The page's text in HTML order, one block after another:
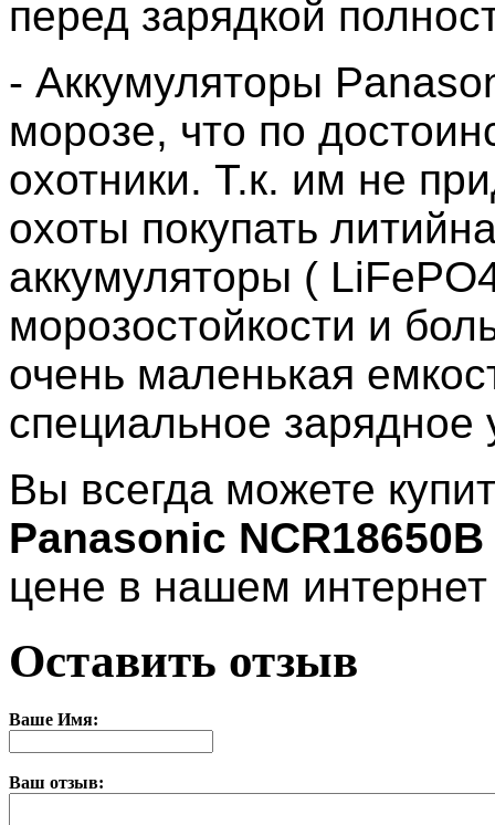
перед зарядкой
- Аккумуляторы
морозе, что по
охотники. Т.к. им не
охоты покупать
аккумуляторы (
морозостойкости и
очень маленькая
специальное зарядное
Вы всегда можете
Panasonic
цене в нашем интернет
Оставить отзыв
Ваше Имя:
Ваш отзыв: